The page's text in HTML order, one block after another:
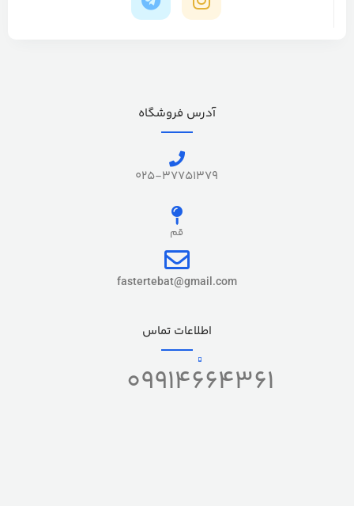
آدرس فروشگاه
025-37751379
قم
fastertebat@gmail.com
اطلاعات تماس
09914664361